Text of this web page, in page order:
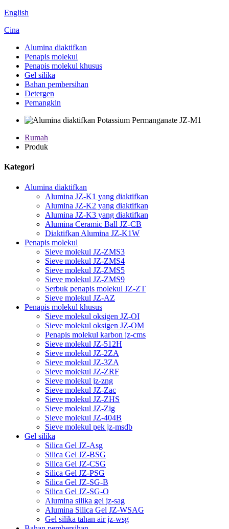
English
Cina
Alumina diaktifkan
Penapis molekul
Penapis molekul khusus
Gel silika
Bahan pembersihan
Detergen
Pemangkin
Rumah
Produk
Kategori
Alumina diaktifkan
Alumina JZ-K1 yang diaktifkan
Alumina JZ-K2 yang diaktifkan
Alumina JZ-K3 yang diaktifkan
Alumina Ceramic Ball JZ-CB
Diaktifkan Alumina JZ-K1W
Penapis molekul
Sieve molekul JZ-ZMS3
Sieve molekul JZ-ZMS4
Sieve molekul JZ-ZMS5
Sieve molekul JZ-ZMS9
Serbuk penapis molekul JZ-ZT
Sieve molekul JZ-AZ
Penapis molekul khusus
Sieve molekul oksigen JZ-OI
Sieve molekul oksigen JZ-OM
Penapis molekul karbon jz-cms
Sieve molekul JZ-512H
Sieve molekul JZ-2ZA
Sieve molekul JZ-3ZA
Sieve molekul JZ-ZRF
Sieve molekul jz-zng
Sieve molekul JZ-Zac
Sieve molekul JZ-ZHS
Sieve molekul JZ-Zig
Sieve molekul JZ-404B
Sieve molekul pek jz-msdb
Gel silika
Silica Gel JZ-Asg
Silica Gel JZ-BSG
Silica Gel JZ-CSG
Silica Gel JZ-PSG
Silica Gel JZ-SG-B
Silica Gel JZ-SG-O
Alumina silika gel jz-sag
Alumina Silica Gel JZ-WSAG
Gel silika tahan air jz-wsg